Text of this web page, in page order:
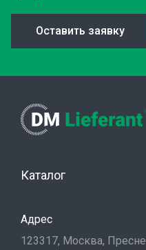
Оставить заявку
Каталог
Адрес
123317, Москва,